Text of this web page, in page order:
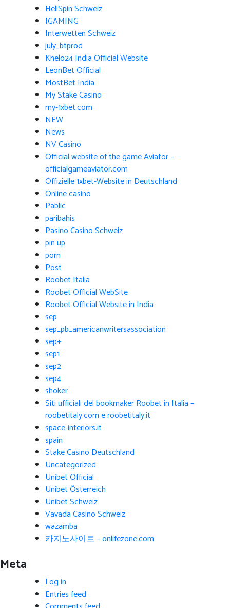
HellSpin Schweiz
IGAMING
Interwetten Schweiz
july_btprod
Khelo24 India Official Website
LeonBet Official
MostBet India
My Stake Casino
my-1xbet.com
NEW
News
NV Casino
Official website of the game Aviator –
officialgameaviator.com
Offizielle 1xbet-Website in Deutschland
Online casino
Pablic
paribahis
Pasino Casino Schweiz
pin up
porn
Post
Roobet Italia
Roobet Official WebSite
Roobet Official Website in India
sep
sep_pb_americanwritersassociation
sep+
sep1
sep2
sep4
shoker
Siti ufficiali del bookmaker Roobet in Italia –
roobetitaly.com e roobetitaly.it
space-interiors.it
spain
Stake Casino Deutschland
Uncategorized
Unibet Official
Unibet Österreich
Unibet Schweiz
Vavada Casino Schweiz
wazamba
카지노사이트 – onlifezone.com
Meta
Log in
Entries feed